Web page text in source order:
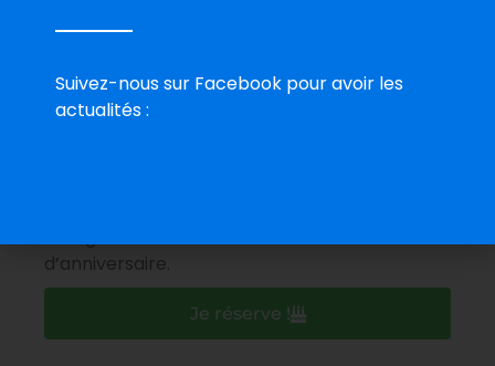
d’anniversaire.
Je réserve !
Suivez-nous sur Facebook pour avoir les
actualités :